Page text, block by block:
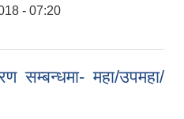
- 07:20
सम्बन्धमा- महा/उपमहा/